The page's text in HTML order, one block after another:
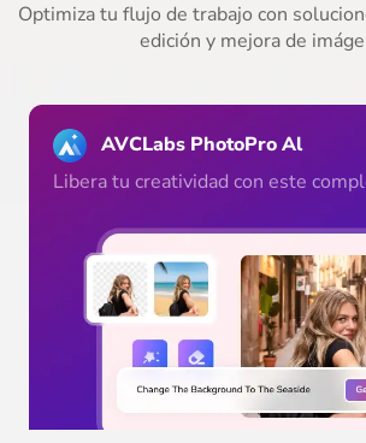
Optimiza tu flujo de trabajo con
edición y mejora de
AVCLabs PhotoPro Al
Libera tu creatividad con este
como un profesional de forma